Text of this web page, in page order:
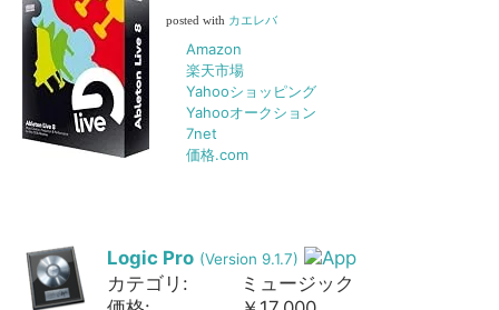
posted with カエレバ
Amazon
楽天市場
Yahooショッピング
Yahooオークション
7net
価格.com
Logic Pro (Version 9.1.7)
カテゴリ:
ミュージック